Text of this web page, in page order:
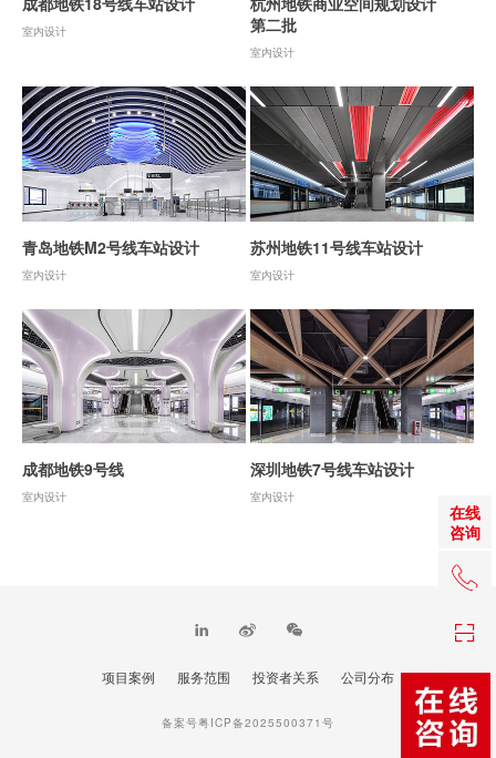
在线
咨询
+86
TOP
室内设计
第二批
室内设计
青岛地铁M2号线车站设计
室内设计
苏州地铁11号线车站设计
室内设计
成都地铁9号线
室内设计
深圳地铁7号线车站设计
室内设计
项目案例 服务范围 投资者关系 公司分布
备案号粤ICP备2025500371号